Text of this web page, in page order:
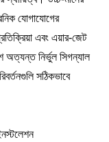
যোগাযোগের
এবং এয়ার-জেট
অত্যন্ত নির্ভুল সিগন্যাল
সঠিকভাবে